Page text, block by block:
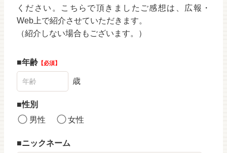
ください。こちらで頂きましたご感想は、広報・
Web上で紹介させていただきます。
（紹介しない場合もございます。）
年齢 必須
歳
性別
男性
女性
ニックネーム